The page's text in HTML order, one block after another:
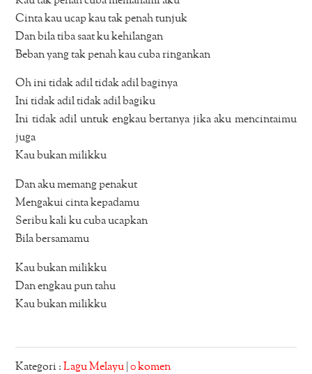
Cinta kau ucap kau tak penah tunjuk
Dan bila tiba saat ku kehilangan
Beban yang tak penah kau cuba ringankan
Oh ini tidak adil tidak adil baginya
Ini tidak adil tidak adil bagiku
Ini tidak adil untuk engkau bertanya jika aku mencintaimu
juga
Kau bukan milikku
Dan aku memang penakut
Mengakui cinta kepadamu
Seribu kali ku cuba ucapkan
Bila bersamamu
Kau bukan milikku
Dan engkau pun tahu
Kau bukan milikku
Kategori :Lagu Melayu |0 komen